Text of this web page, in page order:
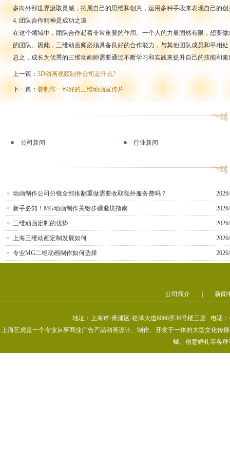
多向外部世界汲取灵感，拓展自己的思维和创意，运用多种手段来表现自己的
4. 团队合作精神是成功之道
在这个领域中，团队合作起着非常重要的作用。一个人的力量固然有限，想要
的团队。因此，三维动画师必须具备良好的合作能力，与其他团队成员和平相
总之，成长为优秀的三维动画师需要通过不断学习和实践来提升自己的技能和
上一篇：3D动画视频制作公司是什么?
下一篇：要制作一部好的三维动画宣传片
公司新闻 行业新闻
动画制作公司分镜全部推翻重做需要收取额外服务费吗？
新手必知！MG动画制作关键步骤避坑指南
三维动画定制的优势
上海三维动画定制发展如何
专业MG二维动画制作如何选择
公司简介 新闻
地址：上海市-青浦区-崧泽大道6066弄36号楼三层 电话
上海艺虎是一个专业从事商业广告产品动画设计、制作、开发于一体的大型文化传
械、创意婚礼等各